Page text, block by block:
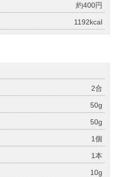
約400円
1192kcal
2合
50g
50g
1個
1本
10g